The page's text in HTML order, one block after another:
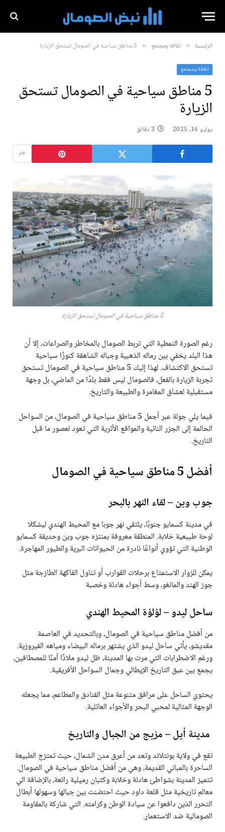
الرئيسية » ثقافة ومجتمع » 5 مناطق سياحية في الصومال تستحق الزيارة
ثقافة ومجتمع
5 مناطق سياحية في الصومال تستحق
الزيارة
يوليو 16, 2025 3 دقائق
5 مناطق سياحية في الصومال تستحق الزيارة
رغم الصورة النمطية التي تربط الصومال بالمخاطر والصراعات، إلا أن
هذا البلد يخفي بين رماله الذهبية وجباله الشاهقة كنوزًا سياحية
تستحق الاكتشاف. لهذا إليك 5 مناطق سياحية في الصومال تستحق
تجربة الزيارة بالفعل، فالصومال ليس فقط بلدًا من الماضي، بل وجهة
مستقبلية لعشاق المغامرة والطبيعة والتاريخ.
فيما يلي جولة عبر أجمل 5 مناطق سياحية في الصومال، من السواحل
الحالمة إلى الجزر النائية والمواقع الأثرية التي تعود لعصور ما قبل
التاريخ.
أفضل 5 مناطق سياحية في الصومال
جوب وين – لقاء النهر بالبحر
في مدينة كسمايو جنوبًا، يلتقي نهر جوبا مع المحيط الهندي ليشكلا
لوحة طبيعية خلابة. المنطقة معروفة بمنتزه جوب وين وحديقة كسمايو
الوطنية التي تؤوي أنواعًا نادرة من الحيوانات البرية والطيور المهاجرة.
يمكن للزوار الاستمتاع برحلات القوارب أو تناول الفاكهة الطازجة مثل
جوز الهند والمانغو، وسط أجواء هادئة وخصبة
ساحل ليدو – لؤلؤة المحيط الهندي
من أفضل مناطق سياحية في الصومال، وبالتحديد في العاصمة
مقديشو، يأتي ساحل ليدو الذي يشتهر برماله البيضاء ومياهه الفيروزية.
ورغم الاضطرابات التي مرت بها المدينة، ظل ليدو ملاذًا آمنًا للمصطافين،
يجمع بين عبق التاريخ الإيطالي وجمال السواحل الأفريقية.
يحتوي الساحل على مرافق متنوعة مثل الفنادق والمطاعم، مما يجعله
الوجهة المثالية لمحبي البحر والأجواء العائلية.
مدينة أيل – مزيج من الجبال والتاريخ
تقع في ولاية بونتلاند وتعد من أعرق مدن الشمال، حيث تمتزج الطبيعة
الساحرة بالمباني القديمة، وهي من أفضل مناطق سياحية في الصومال.
تتميز المدينة بشواطئ هادئة وخلابة وكثبان رميلية رائعة، بالإضافة الي
معالم تاريخية مثل قلعة داود حيث احتضنت بين جبالها وسهولها أبطال
التحرر الذين دافعوا عن سيادة الوطن وكرامته. التي شاركة بالمقاومة
الصومالية ضد الاستعمار.